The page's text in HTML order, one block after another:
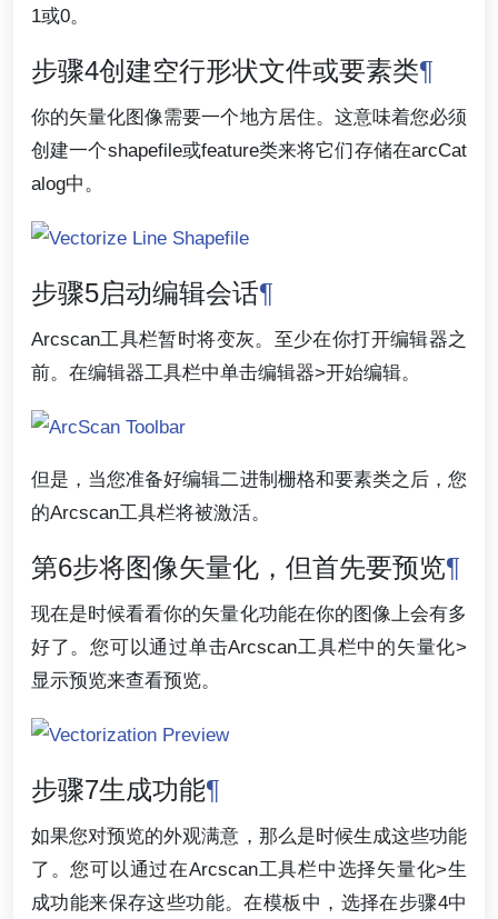
1或0。
步骤4创建空行形状文件或要素类¶
你的矢量化图像需要一个地方居住。这意味着您必须
创建一个shapefile或feature类来将它们存储在arcCat
alog中。
步骤5启动编辑会话¶
Arcscan工具栏暂时将变灰。至少在你打开编辑器之
前。在编辑器工具栏中单击编辑器>开始编辑。
但是，当您准备好编辑二进制栅格和要素类之后，您
的Arcscan工具栏将被激活。
第6步将图像矢量化，但首先要预览¶
现在是时候看看你的矢量化功能在你的图像上会有多
好了。您可以通过单击Arcscan工具栏中的矢量化>
显示预览来查看预览。
步骤7生成功能¶
如果您对预览的外观满意，那么是时候生成这些功能
了。您可以通过在Arcscan工具栏中选择矢量化>生
成功能来保存这些功能。在模板中，选择在步骤4中